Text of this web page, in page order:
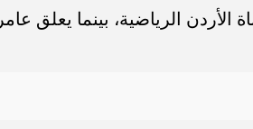
الرياضية، بينما يعلق عامر